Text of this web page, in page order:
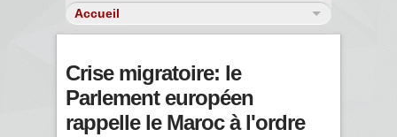
Crise migratoire: le
Parlement européen
rappelle le Maroc à l'ordre